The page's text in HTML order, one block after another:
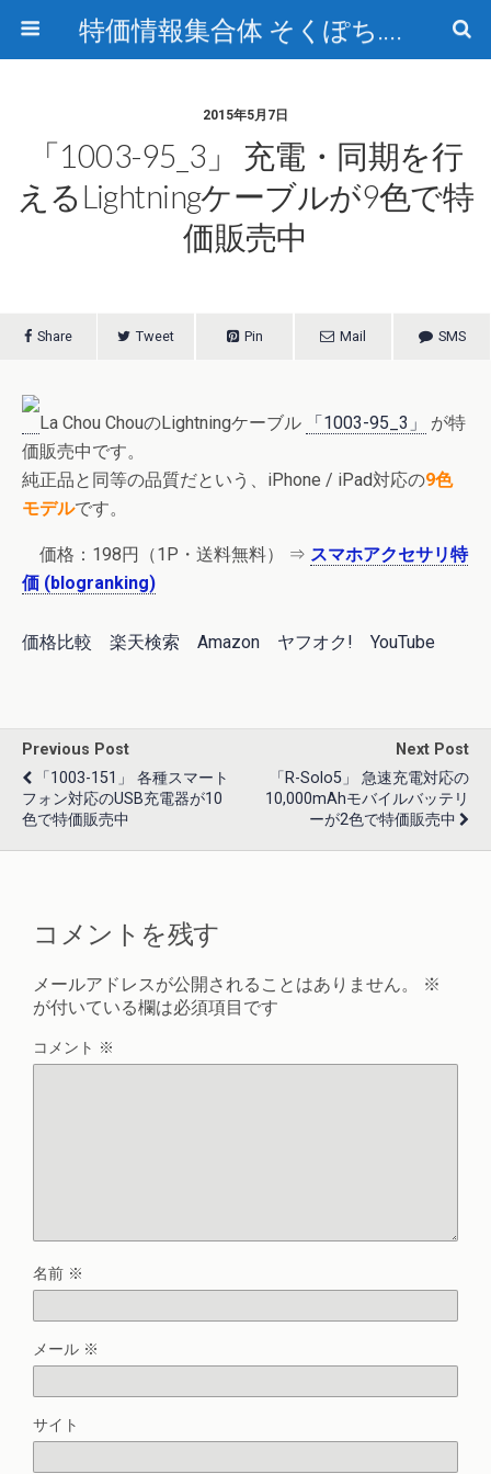
特価情報集合体 そくぽち.com
2015年5月7日
「1003-95_3」 充電・同期を行
えるLightningケーブルが9色で特
価販売中
Share Tweet Pin Mail SMS
La Chou ChouのLightningケーブル 「1003-95_3」
が特
価販売中です。
純正品と同等の品質だという、iPhone / iPad対応の9色
モデルです。
価格：198円（1P・送料無料） ⇒ スマホアクセサリ特
価 (blogranking)
価格比較 楽天検索 Amazon ヤフオク! YouTube
Previous Post
「1003-151」 各種スマート
フォン対応のUSB充電器が10
色で特価販売中
Next Post
「r-Solo5」 急速充電対応の
10,000mAhモバイルバッテリ
ーが2色で特価販売中
コメントを残す
メールアドレスが公開されることはありません。
※
が付いている欄は必須項目です
コメント ※
名前 ※
メール ※
サイト